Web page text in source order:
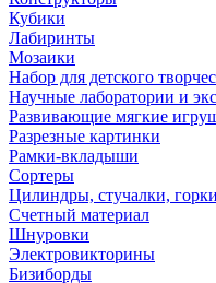
Кубики
Лабиринты
Мозаики
Набор для детского
Научные лаборатории и
Развивающие мягкие
Разрезные картинки
Рамки-вкладыши
Сортеры
Цилиндры, стучалки, горки
Счетный материал
Шнуровки
Электровикторины
Бизиборды